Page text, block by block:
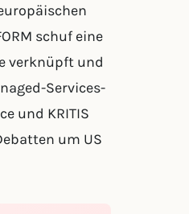
schuf eine
verknüpft und
Services-
und KRITIS
um US